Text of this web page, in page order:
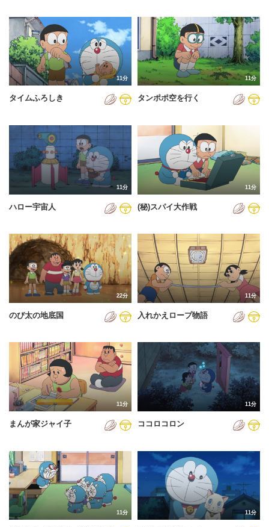
2024年
2025年
2026年
11分
タイムふろしき
11分
タンポポ空を行く
11分
ハロー宇宙人
11分
(秘)スパイ大作戦
22分
のび太の地底国
11分
入れかえロープ物語
11分
まんが家ジャイ子
11分
ココロコロン
11分 11分